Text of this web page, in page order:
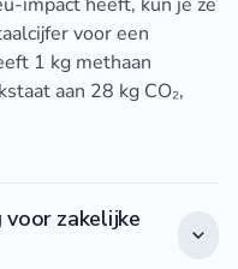
voor een
1 kg methaan
aan 28 kg CO₂,
zakelijke